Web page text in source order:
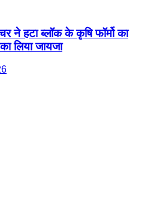
ने हटा ब्लॉक के कृषि फॉर्मो का
लिया जायजा